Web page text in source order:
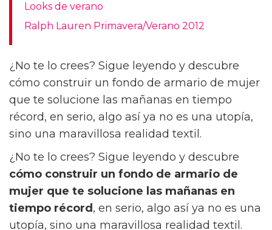
Looks de verano
Ralph Lauren Primavera/Verano 2012
¿No te lo crees? Sigue leyendo y descubre
cómo construir un fondo de armario de mujer
que te solucione las mañanas en tiempo
récord, en serio, algo así ya no es una utopía,
sino una maravillosa realidad textil.
¿No te lo crees? Sigue leyendo y descubre
cómo construir un fondo de armario de
mujer que te solucione las mañanas en
tiempo récord , en serio, algo así ya no es una
utopía, sino una maravillosa realidad textil.